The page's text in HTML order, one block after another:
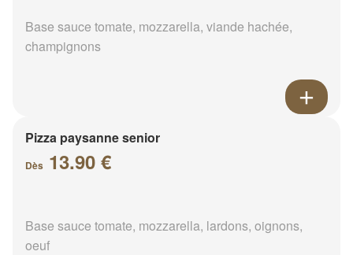
Base sauce tomate, mozzarella, viande hachée,
champignons
Pizza paysanne senior
Dès 13.90 €
Base sauce tomate, mozzarella, lardons, oignons,
oeuf